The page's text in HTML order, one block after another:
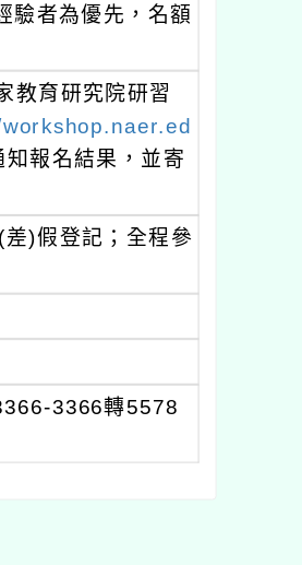
驗者為優先，名額
教育研究院研習
報名結果，並寄
)假登記；全程參
3366轉5578